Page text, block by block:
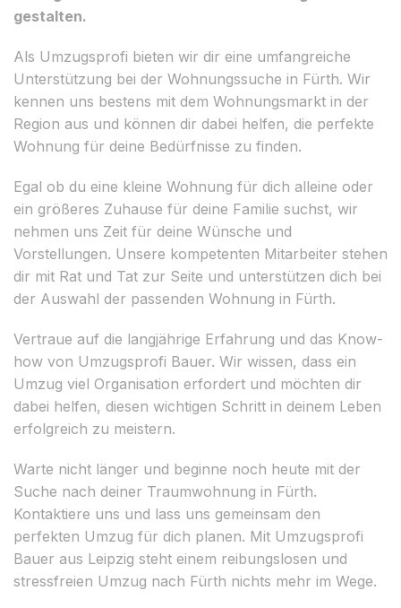
gestalten.
Als Umzugsprofi bieten wir dir eine umfangreiche
Unterstützung bei der Wohnungssuche in Fürth. Wir
kennen uns bestens mit dem Wohnungsmarkt in der
Region aus und können dir dabei helfen, die perfekte
Wohnung für deine Bedürfnisse zu finden.
Egal ob du eine kleine Wohnung für dich alleine oder
ein größeres Zuhause für deine Familie suchst, wir
nehmen uns Zeit für deine Wünsche und
Vorstellungen. Unsere kompetenten Mitarbeiter stehen
dir mit Rat und Tat zur Seite und unterstützen dich bei
der Auswahl der passenden Wohnung in Fürth.
Vertraue auf die langjährige Erfahrung und das Know-
how von Umzugsprofi Bauer. Wir wissen, dass ein
Umzug viel Organisation erfordert und möchten dir
dabei helfen, diesen wichtigen Schritt in deinem Leben
erfolgreich zu meistern.
Warte nicht länger und beginne noch heute mit der
Suche nach deiner Traumwohnung in Fürth.
Kontaktiere uns und lass uns gemeinsam den
perfekten Umzug für dich planen. Mit Umzugsprofi
Bauer aus Leipzig steht einem reibungslosen und
stressfreien Umzug nach Fürth nichts mehr im Wege.